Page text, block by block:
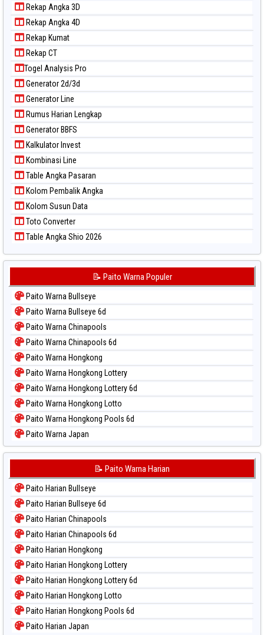
Rekap Angka 3D
Rekap Angka 4D
Rekap Kumat
Rekap CT
Togel Analysis Pro
Generator 2d/3d
Generator Line
Rumus Harian Lengkap
Generator BBFS
Kalkulator Invest
Kombinasi Line
Table Angka Pasaran
Kolom Pembalik Angka
Kolom Susun Data
Toto Converter
Table Angka Shio 2026
📝 Paito Warna Populer
Paito Warna Bullseye
Paito Warna Bullseye 6d
Paito Warna Chinapools
Paito Warna Chinapools 6d
Paito Warna Hongkong
Paito Warna Hongkong Lottery
Paito Warna Hongkong Lottery 6d
Paito Warna Hongkong Lotto
Paito Warna Hongkong Pools 6d
Paito Warna Japan
Paito Warna Japan 6d
Paito Warna Kuda Lari
Paito Warna Magnum Cambodia
Paito Warna Nagoya
Paito Warna New York Midday
Paito Warna North Carolina Day
Paito Warna Pcso
Paito Warna Pennsylvania Day
Paito Warna Sao Paulo
Paito Warna Singapore
Paito Warna Sydney
Paito Warna Sydney Lottery
📝 Paito Warna Harian
Paito Harian Bullseye
Paito Harian Bullseye 6d
Paito Harian Chinapools
Paito Harian Chinapools 6d
Paito Harian Hongkong
Paito Harian Hongkong Lottery
Paito Harian Hongkong Lottery 6d
Paito Harian Hongkong Lotto
Paito Harian Hongkong Pools 6d
Paito Harian Japan